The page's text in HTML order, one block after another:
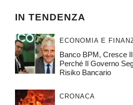
IN TENDENZA
ECONOMIA E
Banco BPM, Cresce
Perché Il Governo
Risiko Bancario
CRONACA